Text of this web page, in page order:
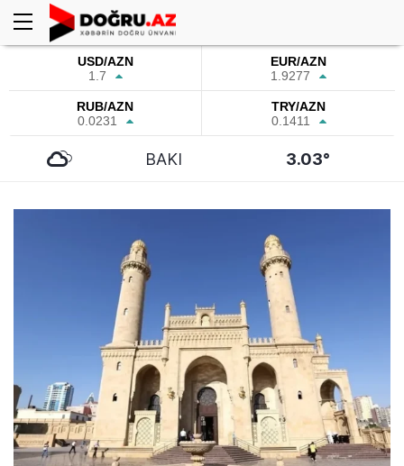
USD/AZN
1.7
EUR/AZN
1.9277
RUB/AZN
0.0231
TRY/AZN
0.1411
BAKI 3.03°